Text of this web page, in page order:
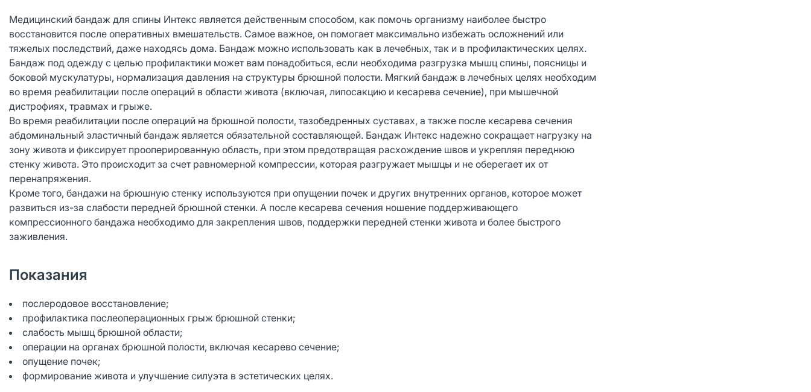
Медицинский бандаж для спины Интекс является действенным способом, как помочь организму наиболее быстро
восстановится после оперативных вмешательств. Самое важное, он помогает максимально избежать осложнений или
тяжелых последствий, даже находясь дома. Бандаж можно использовать как в лечебных, так и в профилактических целях.
Бандаж под одежду с целью профилактики может вам понадобиться, если необходима разгрузка мышц спины, поясницы и
боковой мускулатуры, нормализация давления на структуры брюшной полости. Мягкий бандаж в лечебных целях необходим
во время реабилитации после операций в области живота (включая, липосакцию и кесарева сечение), при мышечной
дистрофиях, травмах и грыже.
Во время реабилитации после операций на брюшной полости, тазобедренных суставах, а также после кесарева сечения
абдоминальный эластичный бандаж является обязательной составляющей. Бандаж Интекс надежно сокращает нагрузку на
зону живота и фиксирует прооперированную область, при этом предотвращая расхождение швов и укрепляя переднюю
стенку живота. Это происходит за счет равномерной компрессии, которая разгружает мышцы и не оберегает их от
перенапряжения.
Кроме того, бандажи на брюшную стенку используются при опущении почек и других внутренних органов, которое может
развиться из-за слабости передней брюшной стенки. А после кесарева сечения ношение поддерживающего
компрессионного бандажа необходимо для закрепления швов, поддержки передней стенки живота и более быстрого
заживления.
Показания
послеродовое восстановление;
профилактика послеоперационных грыж брюшной стенки;
слабость мышц брюшной области;
операции на органах брюшной полости, включая кесарево сечение;
опущение почек;
формирование живота и улучшение силуэта в эстетических целях.